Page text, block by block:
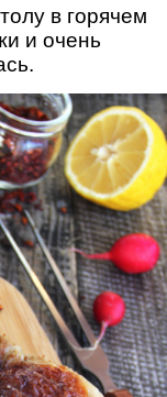
в горячем
и очень